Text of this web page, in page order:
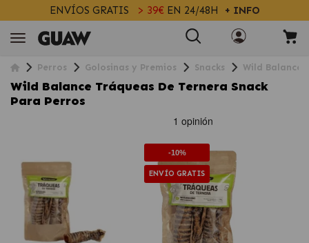
ENVÍOS GRATIS > 39€EN 24/48H + INFO
Perros Golosinas y Premios Snacks Wild Balance
Wild Balance Tráqueas De Ternera Snack
Para Perros
-10%
ENVÍO GRATIS